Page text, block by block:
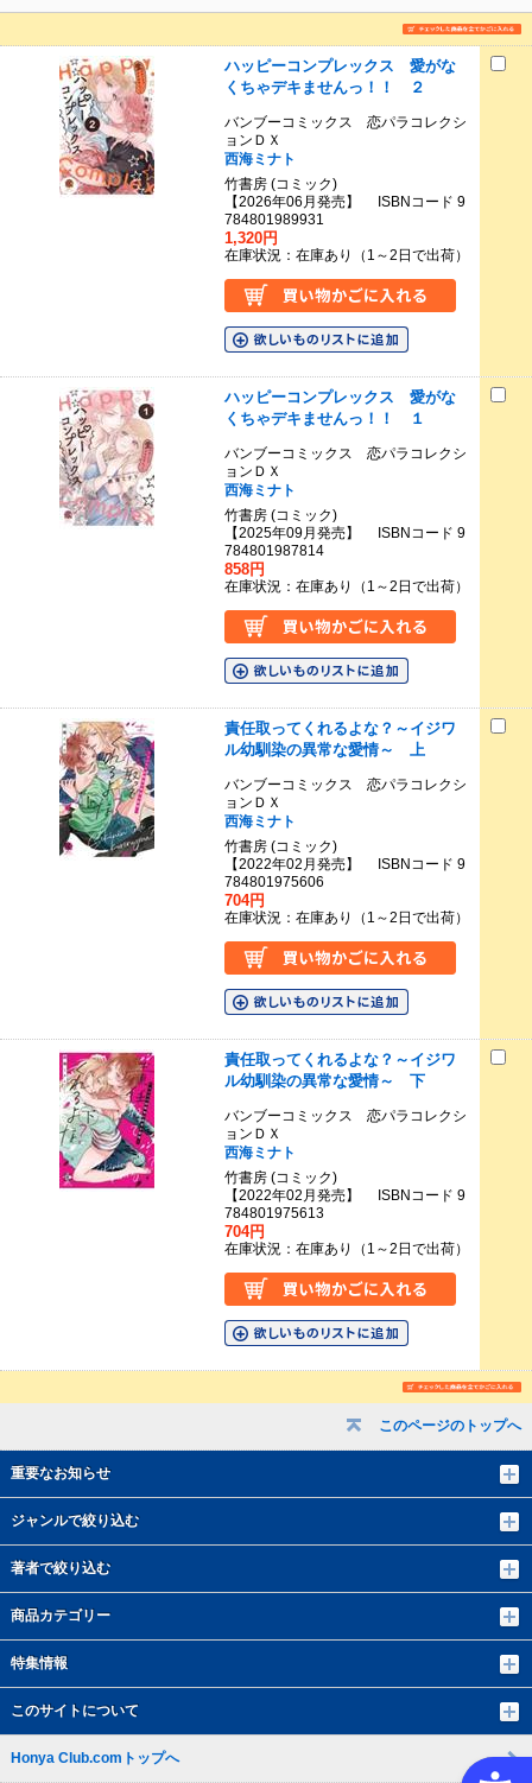
このページのトップへ
重要なお知らせ
ジャンルで絞り込む
著者で絞り込む
商品カテゴリー
特集情報
このサイトについて
ハッピーコンプレックス 愛がな
くちゃデキませんっ！！ ２
バンブーコミックス 恋パラコレクシ
ョンＤＸ
西海ミナト
竹書房 (コミック)
【2026年06月発売】 ISBNコード 9
784801989931
1,320円
在庫状況：在庫あり（1～2日で出荷）
ハッピーコンプレックス 愛がな
くちゃデキませんっ！！ １
バンブーコミックス 恋パラコレクシ
ョンＤＸ
西海ミナト
竹書房 (コミック)
【2025年09月発売】 ISBNコード 9
784801987814
858円
在庫状況：在庫あり（1～2日で出荷）
責任取ってくれるよな？～イジワ
ル幼馴染の異常な愛情～ 上
バンブーコミックス 恋パラコレクシ
ョンＤＸ
西海ミナト
竹書房 (コミック)
【2022年02月発売】 ISBNコード 9
784801975606
704円
在庫状況：在庫あり（1～2日で出荷）
責任取ってくれるよな？～イジワ
ル幼馴染の異常な愛情～ 下
バンブーコミックス 恋パラコレクシ
ョンＤＸ
西海ミナト
竹書房 (コミック)
【2022年02月発売】 ISBNコード 9
784801975613
704円
在庫状況：在庫あり（1～2日で出荷）
Honya Club.comトップへ